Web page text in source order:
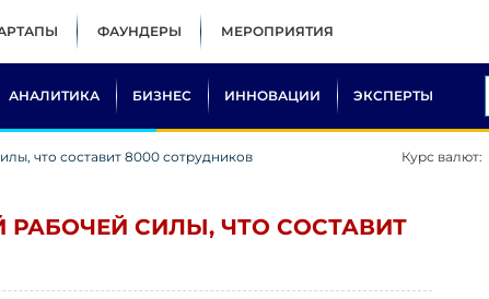
ФАУНДЕРЫ МЕРОПРИЯТИЯ
АНАЛИТИКА БИЗНЕС ИННОВАЦИИ ЭКСПЕРТЫ
что составит 8000 сотрудников Курс валют:
РАБОЧЕЙ СИЛЫ, ЧТО СОСТАВИТ